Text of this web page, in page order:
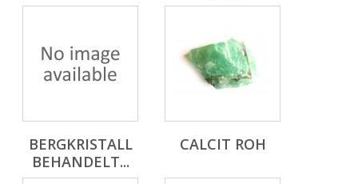
BERGKRISTALL
BEHANDELT...
CALCIT ROH